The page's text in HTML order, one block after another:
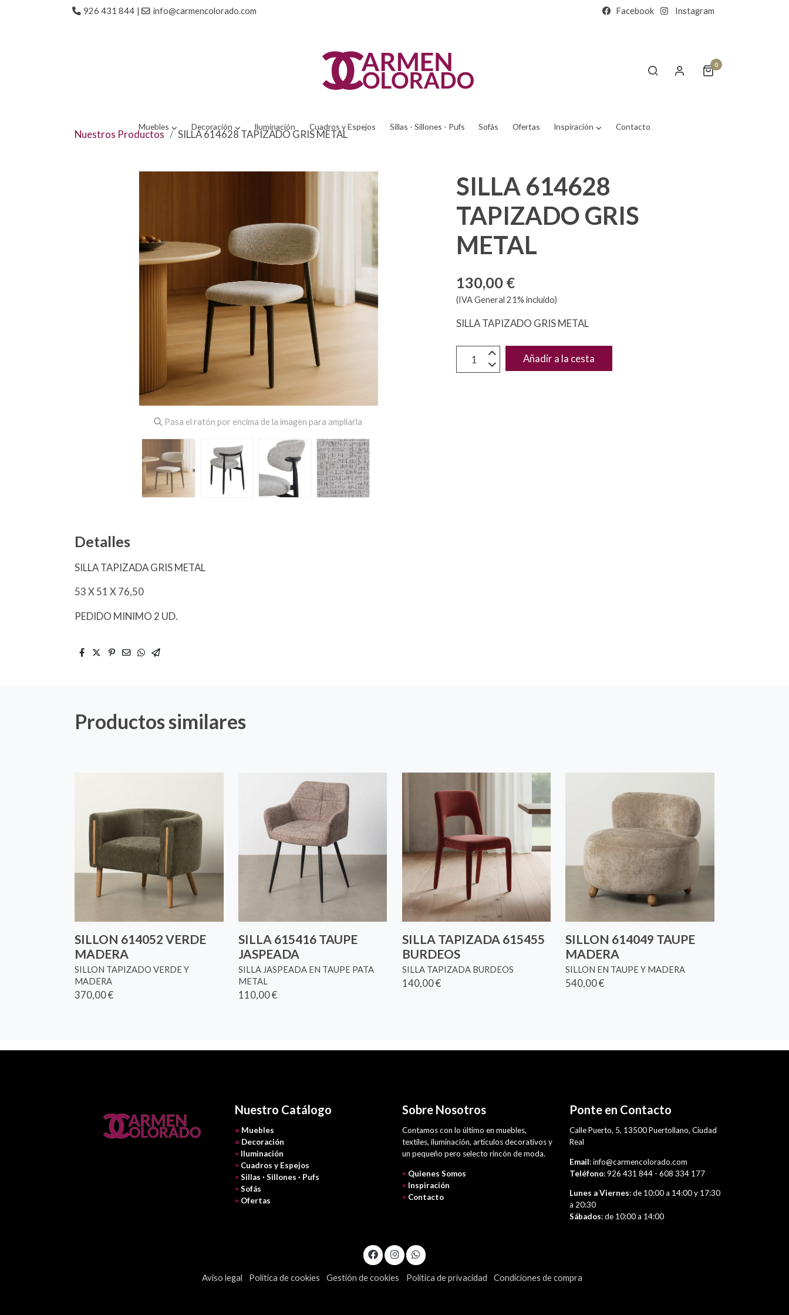
926 431 844 | info@carmencolorado.com Facebook Instagram
0
Muebles Decoración Iluminación Cuadros y Espejos Sillas - Sillones - Pufs Sofás Ofertas Inspiración Contacto
Nuestros Productos SILLA 614628 TAPIZADO GRIS METAL
Pasa el ratón por encima de la imagen para ampliarla
Detalles
SILLA TAPIZADA GRIS METAL
53 X 51 X 76,50
PEDIDO MINIMO 2 UD.
SILLA 614628
TAPIZADO GRIS
METAL
130,00 €
(IVA General 21% incluido)
SILLA TAPIZADO GRIS METAL
Añadir a la cesta
Productos similares
SILLON 614052 VERDE
MADERA
SILLON TAPIZADO VERDE Y
MADERA
370,00 €
SILLA 615416 TAUPE
JASPEADA
SILLA JASPEADA EN TAUPE PATA
METAL
110,00 €
SILLA TAPIZADA 615455
BURDEOS
SILLA TAPIZADA BURDEOS
140,00 €
SILLON 614049 TAUPE
MADERA
SILLON EN TAUPE Y MADERA
540,00 €
Nuestro Catálogo
• Muebles
• Decoración
• Iluminación
• Cuadros y Espejos
• Sillas · Sillones · Pufs
• Sofás
• Ofertas
Sobre Nosotros
Contamos con lo último en muebles,
textiles, iluminación, artículos decorativos y
un pequeño pero selecto rincón de moda.
• Quienes Somos
• Inspiración
• Contacto
Ponte en Contacto
Calle Puerto, 5, 13500 Puertollano, Ciudad
Real
Email: info@carmencolorado.com
Teléfono: 926 431 844 - 608 334 177
Lunes a Viernes: de 10:00 a 14:00 y 17:30
a 20:30
Sábados: de 10:00 a 14:00
Aviso legal Política de cookies Gestión de cookies Política de privacidad Condiciones de compra